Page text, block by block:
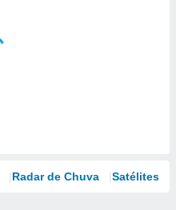
Radar de Chuva Satélites